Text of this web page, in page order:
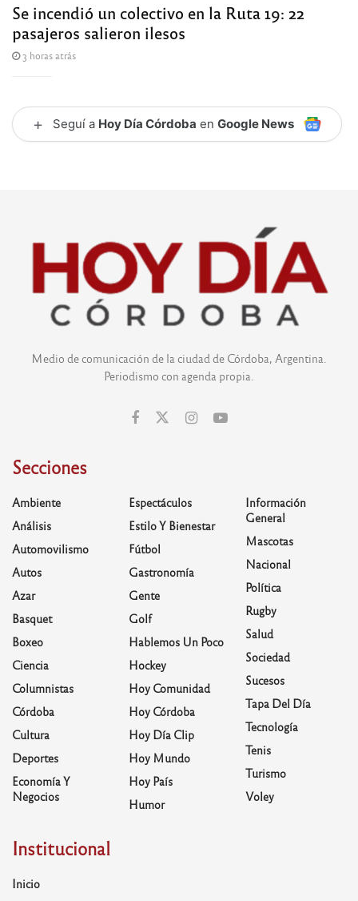
Se incendió un colectivo en la Ruta 19: 22
pasajeros salieron ilesos
3 horas atrás
+ Seguí a Hoy Día Córdoba en Google News
Medio de comunicación de la ciudad de Córdoba, Argentina.
Periodismo con agenda propia.
Secciones
Ambiente
Análisis
Automovilismo
Autos
Azar
Basquet
Boxeo
Ciencia
Columnistas
Córdoba
Cultura
Deportes
Economía Y
Negocios
Espectáculos
Estilo Y Bienestar
Fútbol
Gastronomía
Gente
Golf
Hablemos Un Poco
Hockey
Hoy Comunidad
Hoy Córdoba
Hoy Día Clip
Hoy Mundo
Hoy País
Humor
Información
General
Mascotas
Nacional
Política
Rugby
Salud
Sociedad
Sucesos
Tapa Del Día
Tecnología
Tenis
Turismo
Voley
Institucional
Inicio